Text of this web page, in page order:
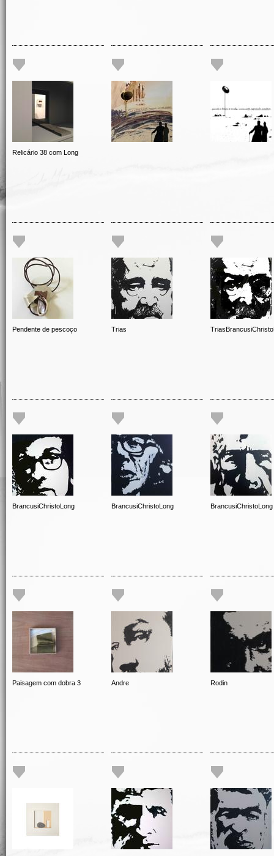
Relicário 38 com Long
Pendente de pescoço Trias
BrancusiChristoLong BrancusiChristoLong BrancusiChristoLong
Paisagem com dobra 3 Andre Rodin